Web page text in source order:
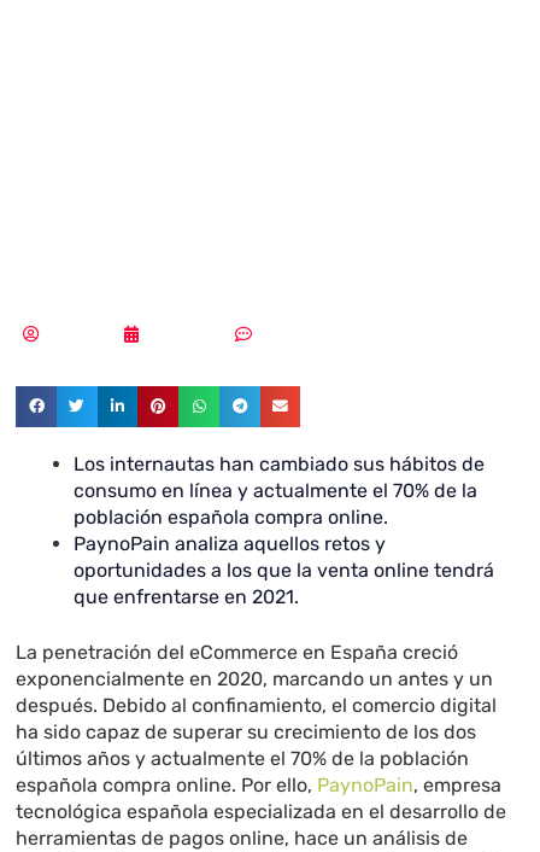
Los internautas han cambiado sus hábitos de
consumo en línea y actualmente el 70% de la
población española compra online.
PaynoPain analiza aquellos retos y
oportunidades a los que la venta online tendrá
que enfrentarse en 2021.
La penetración del eCommerce en España creció
exponencialmente en 2020, marcando un antes y un
después. Debido al confinamiento, el comercio digital
ha sido capaz de superar su crecimiento de los dos
últimos años y actualmente el 70% de la población
española compra online. Por ello, PaynoPain, empresa
tecnológica española especializada en el desarrollo de
herramientas de pagos online, hace un análisis de